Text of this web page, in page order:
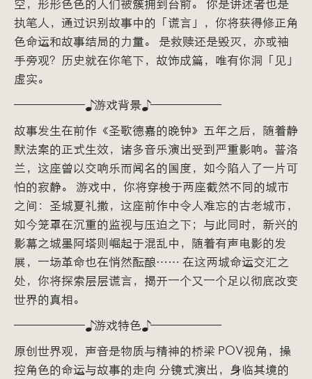
执笔人，通过识别故事中的「谎言」，你将获得修正角
色命运和故事结局的力量。 是救赎还是毁灭，亦或袖
手旁观？历史就在你笔下，故饰成篇，唯有你洞「见」
虚实。
——————♪游戏背景♪——————
故事发生在前作《圣歌德嘉的晚钟》五年之后，随着静
默法案的正式生效，诸多音乐演出受到严重影响。普洛
兰，这座曾以交响乐而闻名的国度，如今陷入了一片可
怕的寂静。 游戏中，你将穿梭于两座截然不同的城市
之间：圣城夏礼撒，这座前作中令人难忘的古老城市，
如今笼罩在沉重的监视与压迫之下；与此同时，新兴的
影幕之城墨阿塔则崛起于混乱中，随着有声电影的发
展，一场革命也在悄然酝酿…… 在这两城命运交汇之
处，你将探索层层谎言，揭开一个又一个足以彻底改变
世界的真相。
——————♪游戏特色♪——————
原创世界观，声音是物质与精神的桥梁 POV视角，操
控角色的命运与故事的走向 分镜式演出，身临其境的